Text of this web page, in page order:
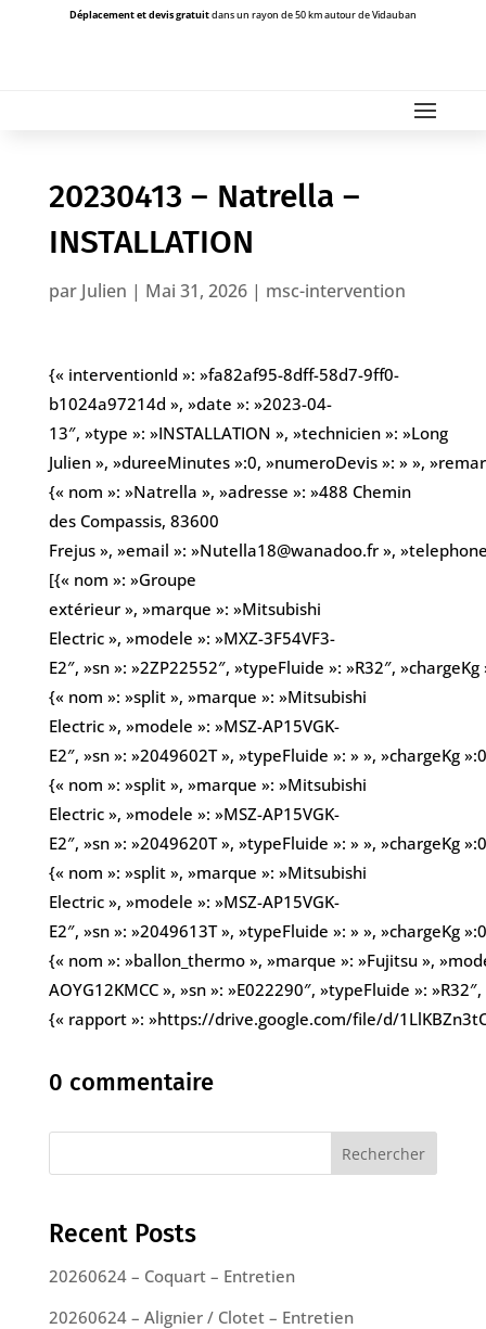
Déplacement et devis gratuitdans un rayon de 50 km autour de Vidauban
20230413 – Natrella –
INSTALLATION
par Julien | Mai 31, 2026| msc-intervention
{« interventionId »: »fa82af95-8dff-58d7-9ff0-
b1024a97214d », »date »: »2023-04-
13″, »type »: »INSTALLATION », »technicien »: »Long
Julien », »dureeMinutes »:0, »numeroDevis »: » »,
{« nom »: »Natrella », »adresse »: »488 Chemin
des Compassis, 83600
Frejus », »email »: »Nutella18@wanadoo.fr »,
[{« nom »: »Groupe
extérieur », »marque »: »Mitsubishi
Electric », »modele »: »MXZ-3F54VF3-
E2″, »sn »: »2ZP22552″, »typeFluide »: »R32″, »chargeKg
{« nom »: »split », »marque »: »Mitsubishi
Electric », »modele »: »MSZ-AP15VGK-
E2″, »sn »: »2049602T », »typeFluide »: » », »chargeKg
{« nom »: »split », »marque »: »Mitsubishi
Electric », »modele »: »MSZ-AP15VGK-
E2″, »sn »: »2049620T », »typeFluide »: » », »chargeKg
{« nom »: »split », »marque »: »Mitsubishi
Electric », »modele »: »MSZ-AP15VGK-
E2″, »sn »: »2049613T », »typeFluide »: » », »chargeKg
{« nom »: »ballon_thermo », »marque »: »Fujitsu »,
AOYG12KMCC », »sn »: »E022290″, »typeFluide »:
{« rapport »: »https://drive.google.com/file/d/
0 commentaire
Rechercher
Recent Posts
20260624 – Coquart – Entretien
20260624 – Alignier / Clotet – Entretien